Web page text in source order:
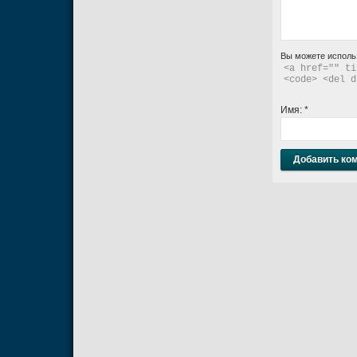
Вы можете
<a href=""
<code> <del
Имя: *